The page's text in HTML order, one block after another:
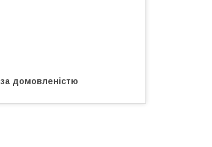
за домовленістю